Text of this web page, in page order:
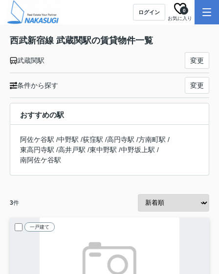
ログイン
お気に入り
0
西武新宿線 武蔵関駅の賃貸物件一覧
武蔵関駅 変更
条件から探す 変更
おすすめの駅
阿佐ケ谷駅 /中野駅 /荻窪駅 /高円寺駅 /方南町駅 /
東高円寺駅 /高井戸駅 /東中野駅 /中野坂上駅 /
南阿佐ケ谷駅
3件
一戸建て